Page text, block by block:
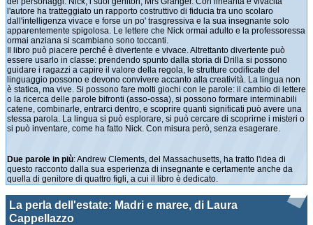
l'autore ha tratteggiato un rapporto costruttivo di fiducia tra uno scolaro
dall'intelligenza vivace e forse un po' trasgressiva e la sua insegnante solo
apparentemente spigolosa. Le lettere che Nick ormai adulto e la professoressa
ormai anziana si scambiano sono toccanti.
Il libro può piacere perché è divertente e vivace. Altrettanto divertente può
essere usarlo in classe: prendendo spunto dalla storia di Drilla si possono
guidare i ragazzi a capire il valore della regola, le strutture codificate del
linguaggio possono e devono convivere accanto alla creatività. La lingua non
è statica, ma vive. Si possono fare molti giochi con le parole: il cambio di lettere
o la ricerca delle parole bifronti (asso-ossa), si possono formare interminabili
catene, combinarle, entrarci dentro, e scoprire quanti significati può avere una
stessa parola. La lingua si può esplorare, si può cercare di scoprirne i misteri o
si può inventare, come ha fatto Nick. Con misura però, senza esagerare.
Due parole in più: Andrew Clements, del Massachusetts, ha tratto l'idea di
questo racconto dalla sua esperienza di insegnante e certamente anche da
quella di genitore di quattro figli, a cui il libro è dedicato.
La perla dell'estate: Madri e maree, di Laura
Cappellazzo